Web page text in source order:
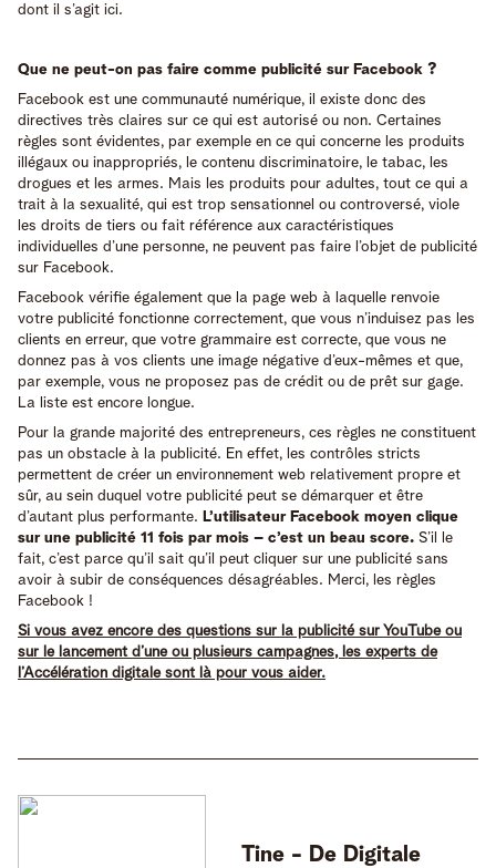
dont il s’agit ici.
Que ne peut-on pas faire comme publicité sur Facebook ?
Facebook est une communauté numérique, il existe donc des
directives très claires sur ce qui est autorisé ou non. Certaines
règles sont évidentes, par exemple en ce qui concerne les produits
illégaux ou inappropriés, le contenu discriminatoire, le tabac, les
drogues et les armes. Mais les produits pour adultes, tout ce qui a
trait à la sexualité, qui est trop sensationnel ou controversé, viole
les droits de tiers ou fait référence aux caractéristiques
individuelles d’une personne, ne peuvent pas faire l’objet de publicité
sur Facebook.
Facebook vérifie également que la page web à laquelle renvoie
votre publicité fonctionne correctement, que vous n’induisez pas les
clients en erreur, que votre grammaire est correcte, que vous ne
donnez pas à vos clients une image négative d’eux-mêmes et que,
par exemple, vous ne proposez pas de crédit ou de prêt sur gage.
La liste est encore longue.
Pour la grande majorité des entrepreneurs, ces règles ne constituent
pas un obstacle à la publicité. En effet, les contrôles stricts
permettent de créer un environnement web relativement propre et
sûr, au sein duquel votre publicité peut se démarquer et être
d’autant plus performante. L’utilisateur Facebook moyen clique
sur une publicité 11 fois par mois – c’est un beau score. S’il le
fait, c’est parce qu’il sait qu’il peut cliquer sur une publicité sans
avoir à subir de conséquences désagréables. Merci, les règles
Facebook !
Si vous avez encore des questions sur la publicité sur YouTube ou
sur le lancement d’une ou plusieurs campagnes, les experts de
l’Accélération digitale sont là pour vous aider.
Tine - De Digitale